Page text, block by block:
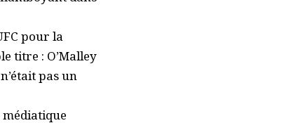
pour la
titre : O’Malley
pas un